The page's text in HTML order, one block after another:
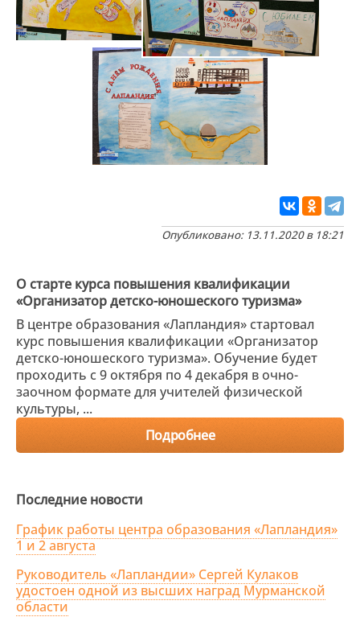
Опубликовано: 13.11.2020 в 18:21
О старте курса повышения квалификации
«Организатор детско-юношеского туризма»
В центре образования «Лапландия» стартовал
курс повышения квалификации «Организатор
детско-юношеского туризма». Обучение будет
проходить с 9 октября по 4 декабря в очно-
заочном формате для учителей физической
культуры, ...
Подробнее
Последние новости
График работы центра образования «Лапландия»
1 и 2 августа
Руководитель «Лапландии» Сергей Кулаков
удостоен одной из высших наград Мурманской
области